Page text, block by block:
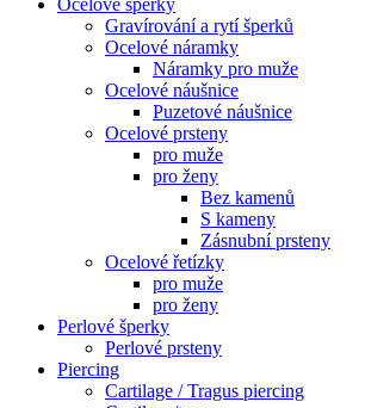
Ocelové šperky
Gravírování a rytí šperků
Ocelové náramky
Náramky pro muže
Ocelové náušnice
Puzetové náušnice
Ocelové prsteny
pro muže
pro ženy
Bez kamenů
S kameny
Zásnubní prsteny
Ocelové řetízky
pro muže
pro ženy
Perlové šperky
Perlové prsteny
Piercing
Cartilage / Tragus piercing